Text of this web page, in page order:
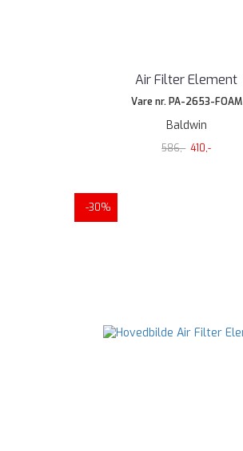
Air Filter Element
Vare nr. PA-2653-FOAM
Baldwin
586,- 410,-
-30%